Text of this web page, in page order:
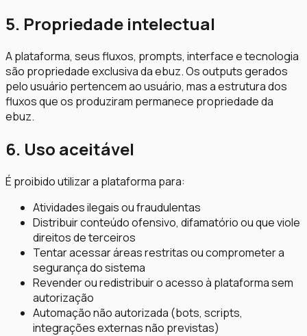
5. Propriedade intelectual
A plataforma, seus fluxos, prompts, interface e tecnologia
são propriedade exclusiva da ebuz. Os outputs gerados
pelo usuário pertencem ao usuário, mas a estrutura dos
fluxos que os produziram permanece propriedade da
ebuz.
6. Uso aceitável
É proibido utilizar a plataforma para:
Atividades ilegais ou fraudulentas
Distribuir conteúdo ofensivo, difamatório ou que viole
direitos de terceiros
Tentar acessar áreas restritas ou comprometer a
segurança do sistema
Revender ou redistribuir o acesso à plataforma sem
autorização
Automação não autorizada (bots, scripts,
integrações externas não previstas)